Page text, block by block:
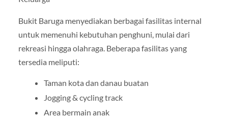
Bukit Baruga menyediakan berbagai fasilitas internal
untuk memenuhi kebutuhan penghuni, mulai dari
rekreasi hingga olahraga. Beberapa fasilitas yang
tersedia meliputi:
Taman kota dan danau buatan
Jogging & cycling track
Area bermain anak